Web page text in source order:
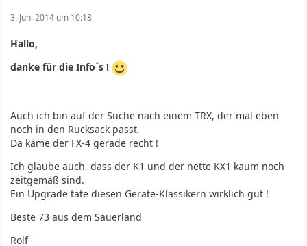
3. Juni 2014 um 10:18
Hallo,
danke für die Info´s !
Auch ich bin auf der Suche nach einem TRX, der mal eben
noch in den Rucksack passt.
Da käme der FX-4 gerade recht !
Ich glaube auch, dass der K1 und der nette KX1 kaum noch
zeitgemäß sind.
Ein Upgrade täte diesen Geräte-Klassikern wirklich gut !
Beste 73 aus dem Sauerland
Rolf